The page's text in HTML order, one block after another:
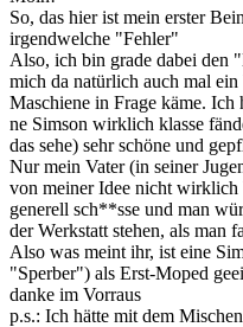
So, das hier ist mein erster
irgendwelche "Fehler"
Also, ich bin grade dabei den
mich da natürlich auch mal ein
Maschiene in Frage käme. Ich
ne Simson wirklich klasse
das sehe) sehr schöne und
Nur mein Vater (in seiner
von meiner Idee nicht wirklich
generell sch**sse und man
der Werkstatt stehen, als man
Also was meint ihr, ist eine
"Sperber") als Erst-Moped
danke im Vorraus
p.s.: Ich hätte mit dem